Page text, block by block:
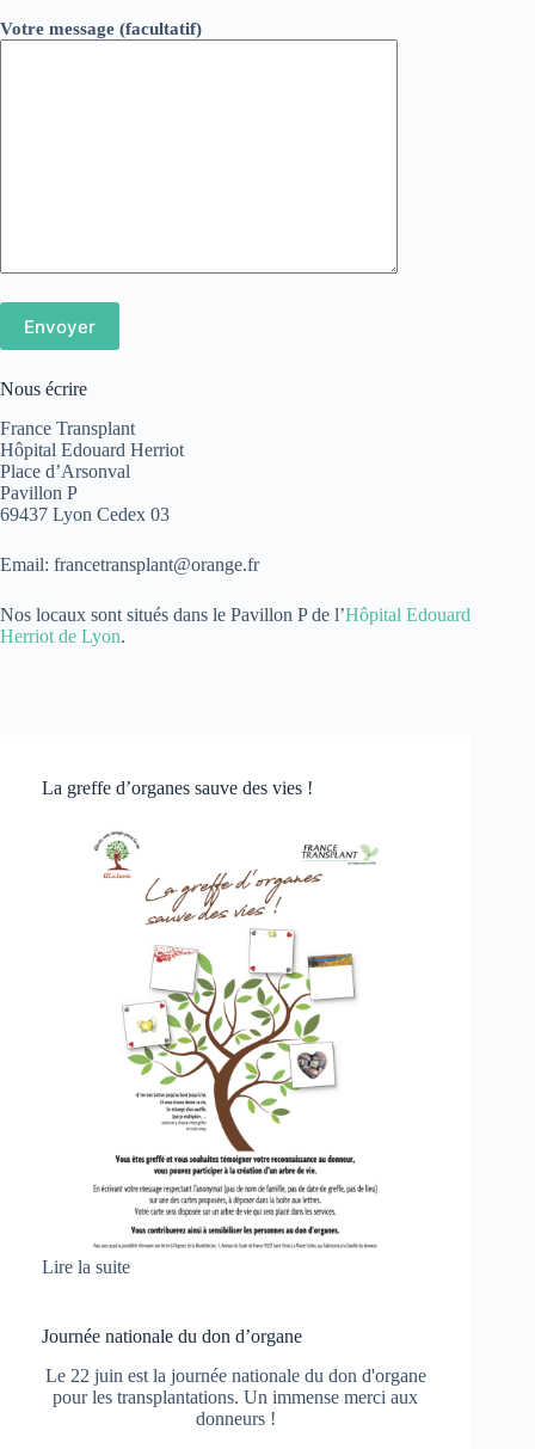
Votre message (facultatif)
Nous écrire
France Transplant
Hôpital Edouard Herriot
Place d’Arsonval
Pavillon P
69437 Lyon Cedex 03
Email: francetransplant@orange.fr
Nos locaux sont situés dans le Pavillon P de l’Hôpital Edouard
Herriot de Lyon.
La greffe d’organes sauve des vies !
Lire la suite
Journée nationale du don d’organe
Le 22 juin est la journée nationale du don d'organe
pour les transplantations. Un immense merci aux
donneurs !